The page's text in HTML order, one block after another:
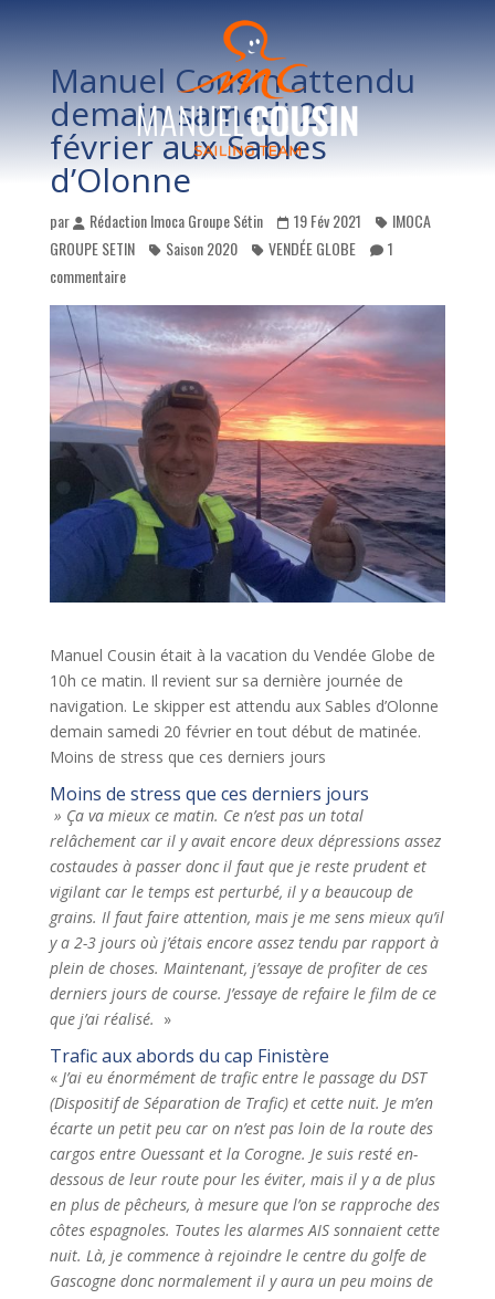
Manuel Cousin attendu
demain samedi 20
février aux Sables
d’Olonne
par Rédaction Imoca Groupe Sétin 19 Fév 2021
IMOCA
GROUPE SETIN
Saison 2020 VENDÉE GLOBE
1
commentaire
Manuel Cousin était à la vacation du Vendée Globe de
10h ce matin. Il revient sur sa dernière journée de
navigation. Le skipper est attendu aux Sables d’Olonne
demain samedi 20 février en tout début de matinée.
Moins de stress que ces derniers jours
Moins de stress que ces derniers jours
» Ça va mieux ce matin. Ce n’est pas un total
relâchement car il y avait encore deux dépressions assez
costaudes à passer donc il faut que je reste prudent et
vigilant car le temps est perturbé, il y a beaucoup de
grains. Il faut faire attention, mais je me sens mieux qu’il
y a 2-3 jours où j’étais encore assez tendu par rapport à
plein de choses. Maintenant, j’essaye de profiter de ces
derniers jours de course. J’essaye de refaire le film de ce
que j’ai réalisé. »
Trafic aux abords du cap Finistère
« J’ai eu énormément de trafic entre le passage du DST
(Dispositif de Séparation de Trafic) et cette nuit. Je m’en
écarte un petit peu car on n’est pas loin de la route des
cargos entre Ouessant et la Corogne. Je suis resté en-
dessous de leur route pour les éviter, mais il y a de plus
en plus de pêcheurs, à mesure que l’on se rapproche des
côtes espagnoles. Toutes les alarmes AIS sonnaient cette
nuit. Là, je commence à rejoindre le centre du golfe de
Gascogne donc normalement il y aura un peu moins de